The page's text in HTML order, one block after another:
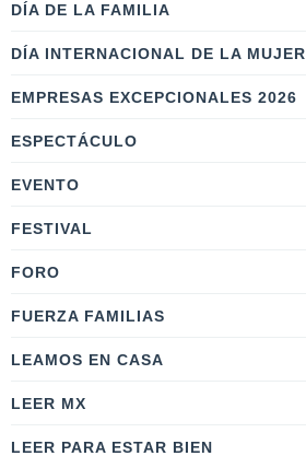
DÍA DE LA FAMILIA
DÍA INTERNACIONAL DE LA MUJER
EMPRESAS EXCEPCIONALES 2026
ESPECTÁCULO
EVENTO
FESTIVAL
FORO
FUERZA FAMILIAS
LEAMOS EN CASA
LEER MX
LEER PARA ESTAR BIEN